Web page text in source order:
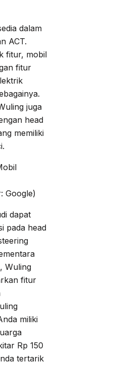
dalam
ACT.
fitur, mobil
fitur
juga
head
memiliki
Google)
dapat
pada head
Wuling
fitur
miliki
Rp 150
tertarik